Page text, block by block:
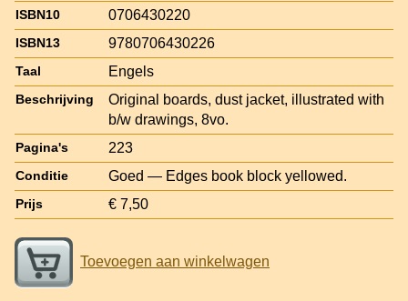
ISBN10 0706430220
ISBN13 9780706430226
Taal Engels
Beschrijving
Original boards, dust jacket, illustrated with
b/w drawings, 8vo.
Pagina's 223
Conditie Goed — Edges book block yellowed.
Prijs € 7,50
Toevoegen aan winkelwagen